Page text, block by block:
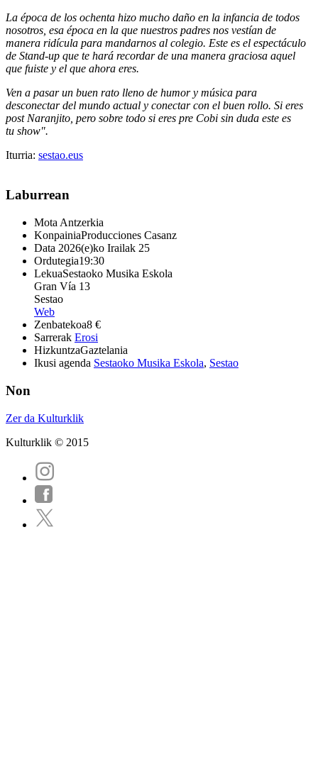
La época de los ochenta hizo mucho daño en la infancia de todos
nosotros, esa época en la que nuestros padres nos vestían de
manera ridícula para mandarnos al colegio. Este es el espectáculo
de Stand-up que te hará recordar de una manera graciosa aquel
que fuiste y el que ahora eres.
Ven a pasar un buen rato lleno de humor y música para
desconectar del mundo actual y conectar con el buen rollo. Si eres
post Naranjito, pero sobre todo si eres pre Cobi sin duda este es
tu show".
Iturria: sestao.eus
Laburrean
Mota Antzerkia
KonpainiaProducciones Casanz
Data 2026(e)ko Irailak 25
Ordutegia19:30
LekuaSestaoko Musika Eskola
Gran Vía 13
Sestao
Web
Zenbatekoa8 €
Sarrerak Erosi
HizkuntzaGaztelania
Ikusi agenda Sestaoko Musika Eskola, Sestao
Non
Zer da Kulturklik
Kulturklik © 2015